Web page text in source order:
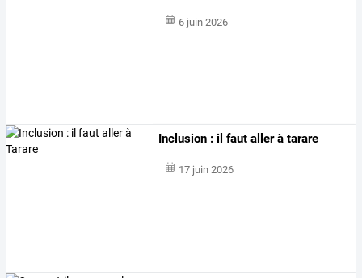
6 juin 2026
Inclusion : il faut aller à tarare
17 juin 2026